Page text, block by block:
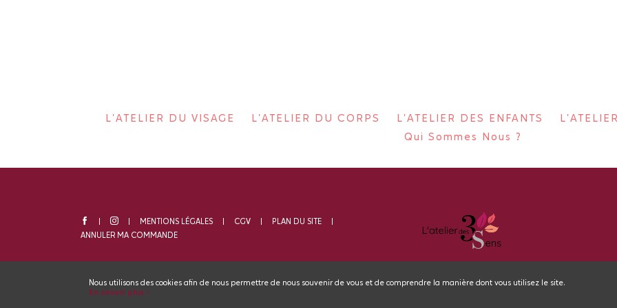
Nous utilisons des cookies afin de nous permettre de nous souvenir de vous et de comprendre la manière dont vous utilisez le site.
En savoir plus ›
L'ATELIER DU VISAGE L'ATELIER DU CORPS L'ATELIER DES ENFANTS
Qui Sommes Nous ?
MENTIONS LÉGALES CGV
PLAN DU SITE
ANNULER MA COMMANDE
Logiciel spa et institut de beauté,